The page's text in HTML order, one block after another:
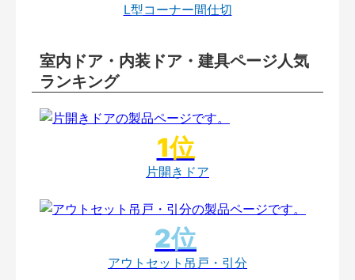
L型コーナー間仕切
室内ドア・内装ドア・建具ページ人気
ランキング
片開きドア
アウトセット吊戸・引分